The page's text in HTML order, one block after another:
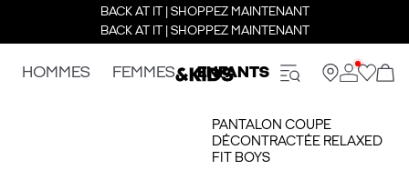
BACK AT IT | SHOPPEZ MAINTENANT
BACK AT IT | SHOPPEZ MAINTENANT
HOMMES FEMMES ENFANTS
PANTALON COUPE
DÉCONTRACTÉE RELAXED
FIT BOYS